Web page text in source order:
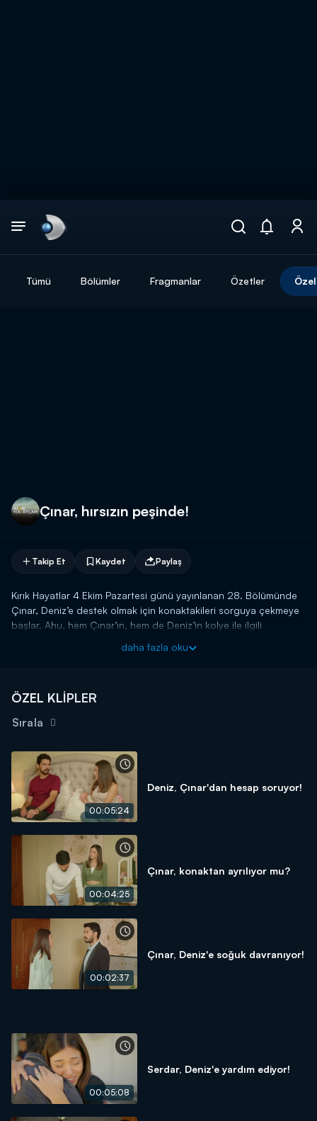
Tümü Bölümler Fragmanlar Özetler
Çınar, hırsızın peşinde!
Takip Et Kaydet Paylaş
Kırık Hayatlar 4 Ekim Pazartesi günü yayınlanan 28. Bölümünde
Çınar, Deniz’e destek olmak için konaktakileri sorguya çekmeye
başlar. Ahu, hem Çınar’ın, hem de Deniz’in kolye ile ilgili
suçlama planı ters tepecek mi?
daha fazla oku
ÖZEL KLİPLER
Sırala
00:05:24
Deniz, Çınar'dan hesap soruyor!
00:04:25
Çınar, konaktan ayrılıyor mu?
00:02:37
Çınar, Deniz'e soğuk davranıyor!
00:05:08
Serdar, Deniz'e yardım ediyor!